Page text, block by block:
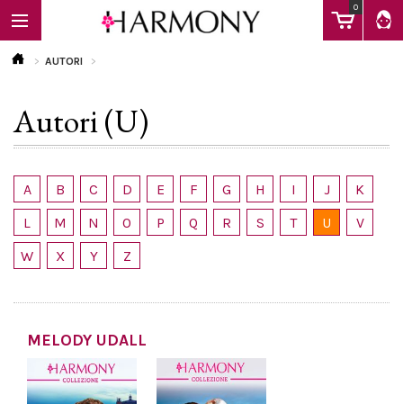
0
EBOOK
LIBRI
Calendario
AUTORI
Autori (U)
A B C D E F G H I J
K
L
M N O P Q R S T U
V
W
X Y Z
MELODY UDALL